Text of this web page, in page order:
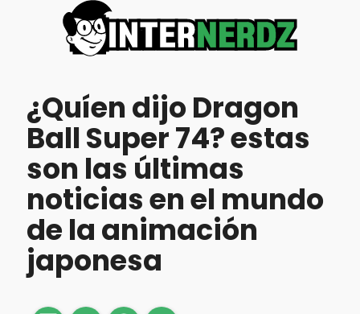
¿Quíen dijo Dragon
Ball Super 74? estas
son las últimas
noticias en el mundo
de la animación
japonesa